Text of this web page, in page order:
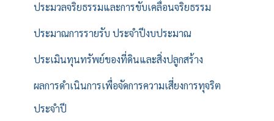
ประมวลจริยธรรมและการขับเคลื่อนจริยธรรม
ประมาณการรายรับ ประจำปีงบประมาณ
ประเมินทุนทรัพย์ของที่ดินและสิ่งปลูกสร้าง
ผลการดำเนินการเพื่อจัดการความเสี่ยงการทุจริต
ประจำปี